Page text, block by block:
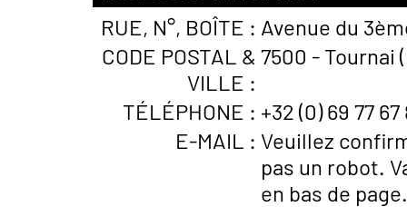
RUE, N°, BOÎTE : Avenue du
CODE POSTAL &
VILLE :
7500 - Tournai
TÉLÉPHONE : +32 (0) 69 77 67
E-MAIL : Veuillez
pas un robot.
en bas de page.